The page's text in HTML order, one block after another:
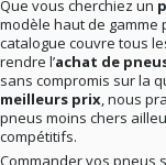
Que vous cherchiez un
modèle haut de
catalogue couvre tous
rendre l’achat de
sans compromis sur la
meilleurs prix, nous
pneus moins chers
compétitifs.
Commander vos pneus